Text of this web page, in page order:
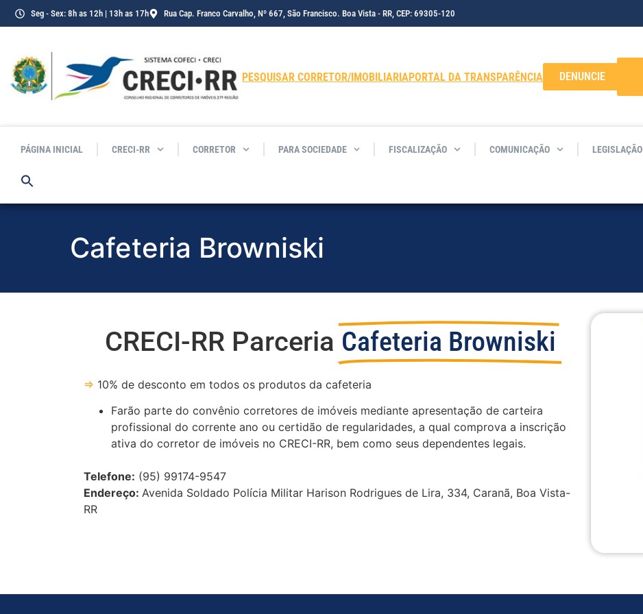
Seg - Sex: 8h as 12h | 13h as 17h Rua Cap. Franco Carvalho, Nº 667, São Francisco. Boa Vista - RR, CEP: 69305-120
PESQUISAR CORRETOR/IMOBILIARIAPORTAL DA TRANSPARÊNCIA DENUNCIE
PÁGINA INICIAL CRECI-RR CORRETOR PARA SOCIEDADE FISCALIZAÇÃO COMUNICAÇÃO LEGISLAÇÃO
Cafeteria Browniski
CRECI-RR Parceria Cafeteria Browniski
⇒ 10% de desconto em todos os produtos da cafeteria
Farão parte do convênio corretores de imóveis mediante apresentação de carteira
profissional do corrente ano ou certidão de regularidades, a qual comprova a inscrição
ativa do corretor de imóveis no CRECI-RR, bem como seus dependentes legais.
Telefone: (95) 99174-9547
Endereço:Avenida Soldado Polícia Militar Harison Rodrigues de Lira, 334, Caranã, Boa Vista-
RR